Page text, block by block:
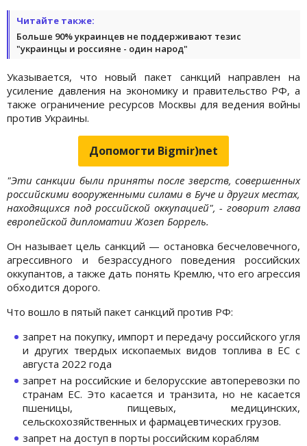
Читайте также:
Больше 90% украинцев не поддерживают тезис
"украинцы и россияне - один народ"
Указывается, что новый пакет санкций направлен на
усиление давления на экономику и правительство РФ, а
также ограничение ресурсов Москвы для ведения войны
против Украины.
Допомогти Bigmir)net
"Эти санкции были приняты после зверств, совершенных
российскими вооруженными силами в Буче и других местах,
находящихся под российской оккупацией", - говорит глава
европейской дипломатии Жозеп Боррель.
Он называет цель санкций — остановка бесчеловечного,
агрессивного и безрассудного поведения российских
оккупантов, а также дать понять Кремлю, что его агрессия
обходится дорого.
Что вошло в пятый пакет санкций против РФ:
запрет на покупку, импорт и передачу российского угля
и других твердых ископаемых видов топлива в ЕС с
августа 2022 года
запрет на российские и белорусские автоперевозки по
странам ЕС. Это касается и транзита, но не касается
пшеницы, пищевых, медицинских,
сельскохозяйственных и фармацевтических грузов.
запрет на доступ в порты российским кораблям